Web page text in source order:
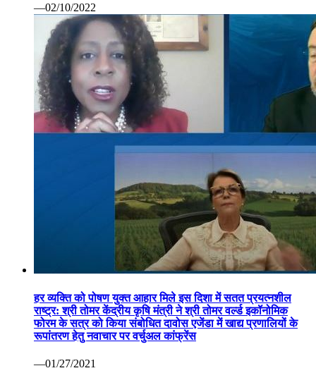
—02/10/2022
हर व्यक्ति को पोषण युक्त आहार मिले इस दिशा में सतत प्रयत्नशील
राष्ट्र: श्री तोमर केंद्रीय कृषि मंत्री ने श्री तोमर वर्ल्ड इकॉनोमिक
फोरम के सत्र को किया संबोधित दावोस एजेंडा में खाद्य प्रणालियों के
रूपांतरण हेतु नवाचार पर वर्चुअल कांफ्रेंस
—01/27/2021